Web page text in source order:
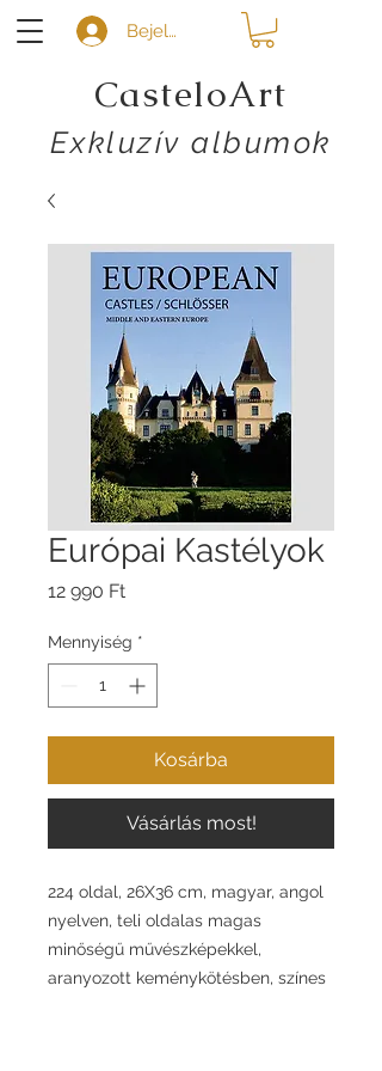
CasteloArt
Exkluzív albumok
Bejelentkezés
Európai Kastélyok
12 990 FtÁr
Mennyiség *
Kosárba
Vásárlás most!
224 oldal, 26X36 cm, magyar, angol
nyelven, teli oldalas magas
minőségű művészképekkel,
aranyozott keménykötésben, színes